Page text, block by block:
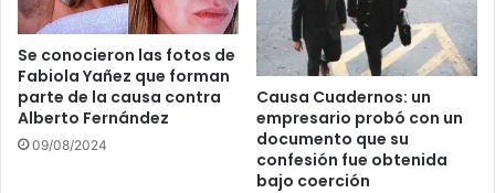
Se conocieron las fotos de
Fabiola Yañez que forman
parte de la causa contra
Alberto Fernández
09/08/2024
Causa Cuadernos: un
empresario probó con un
documento que su
confesión fue obtenida
bajo coerción